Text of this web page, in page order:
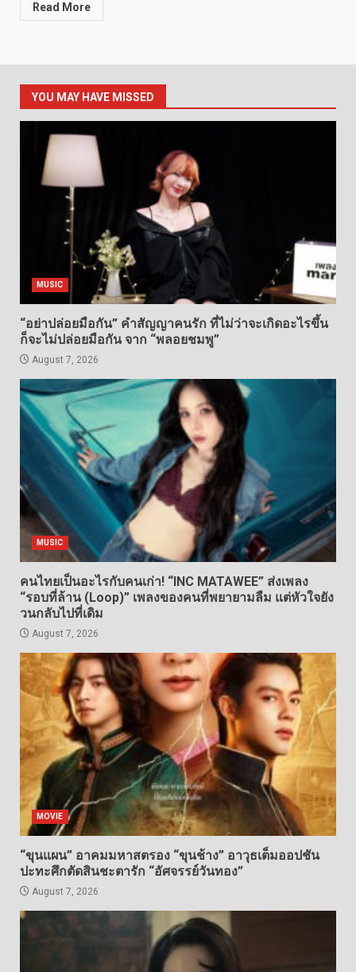
Read More
YOU MAY HAVE MISSED
MUSIC
“อย่าปล่อยมือกัน” คำสัญญาคนรัก ที่ไม่ว่าจะเกิดอะไรขึ้น
ก็จะไม่ปล่อยมือกัน จาก “พลอยชมพู”
August 7, 2026
MUSIC
คนไทยเป็นอะไรกับคนเก่า! “INC MATAWEE” ส่งเพลง
“รอบที่ล้าน (Loop)” เพลงของคนที่พยายามลืม แต่หัวใจยัง
วนกลับไปที่เดิม
August 7, 2026
MOVIE
“ขุนแผน” อาคมมหาสตรอง “ขุนช้าง” อาวุธเต็มออปชัน
ปะทะศึกตัดสินชะตารัก “อัศจรรย์วันทอง”
August 7, 2026